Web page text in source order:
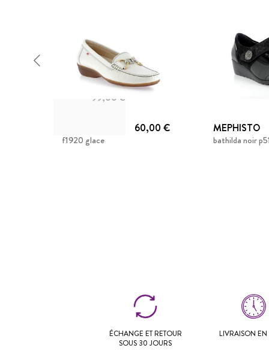
99,00 €
60,00 €
f1920 glace
MEPHISTO
bathilda noir
ÉCHANGE ET RETOUR
SOUS 30 JOURS
LIVRAISON